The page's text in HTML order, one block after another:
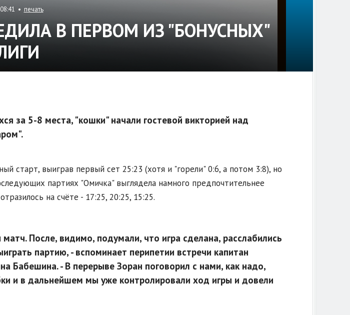
• печать
В ПЕРВОМ ИЗ "БОНУСНЫХ"
за 5-8 места, "кошки" начали гостевой викторией над
старт, выиграв первый сет 25:23 (хотя и "горели" 0:6, а потом 3:8), но
партиях "Омичка" выглядела намного предпочтительнее
на счёте - 17:25, 20:25, 15:25.
После, видимо, подумали, что игра сделана, расслабились
партию, - вспоминает перипетии встречи капитан
Бабешина. - В перерыве Зоран поговорил с нами, как надо,
и в дальнейшем мы уже контролировали ход игры и довели